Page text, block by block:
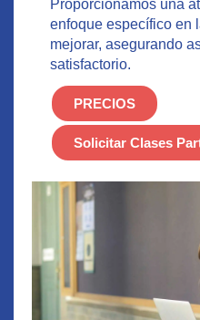
Proporcionamos una
enfoque específico en
mejorar, asegurando
satisfactorio.
PRECIOS
Solicitar Clases